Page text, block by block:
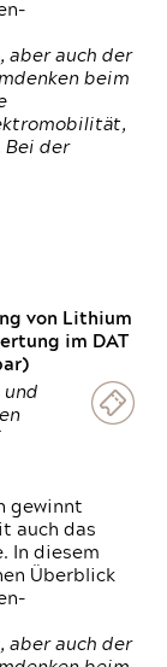
aber auch der
beim
Bei der
von Lithium
im DAT
und
gewinnt
auch das
In diesem
Überblick
aber auch der